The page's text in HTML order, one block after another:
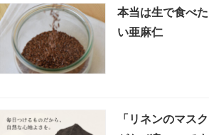
本当は生で食べた
い亜麻仁
「リネンのマスク